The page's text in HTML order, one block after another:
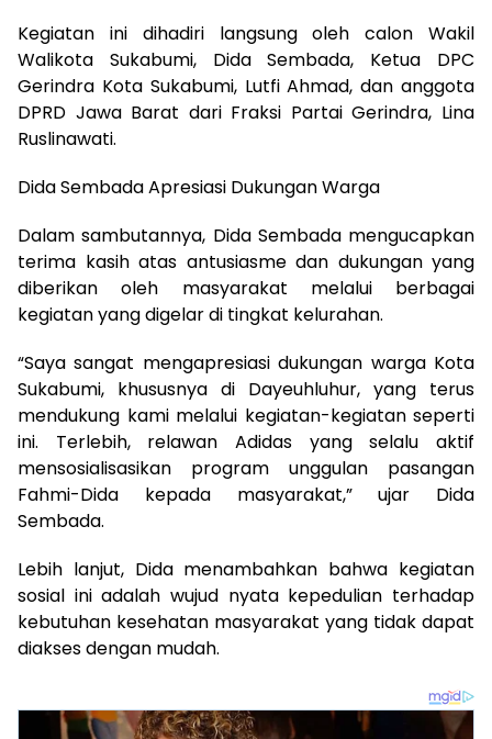
Kegiatan ini dihadiri langsung oleh calon Wakil
Walikota Sukabumi, Dida Sembada, Ketua DPC
Gerindra Kota Sukabumi, Lutfi Ahmad, dan anggota
DPRD Jawa Barat dari Fraksi Partai Gerindra, Lina
Ruslinawati.
Dida Sembada Apresiasi Dukungan Warga
Dalam sambutannya, Dida Sembada mengucapkan
terima kasih atas antusiasme dan dukungan yang
diberikan oleh masyarakat melalui berbagai
kegiatan yang digelar di tingkat kelurahan.
“Saya sangat mengapresiasi dukungan warga Kota
Sukabumi, khususnya di Dayeuhluhur, yang terus
mendukung kami melalui kegiatan-kegiatan seperti
ini. Terlebih, relawan Adidas yang selalu aktif
mensosialisasikan program unggulan pasangan
Fahmi-Dida kepada masyarakat,” ujar Dida
Sembada.
Lebih lanjut, Dida menambahkan bahwa kegiatan
sosial ini adalah wujud nyata kepedulian terhadap
kebutuhan kesehatan masyarakat yang tidak dapat
diakses dengan mudah.